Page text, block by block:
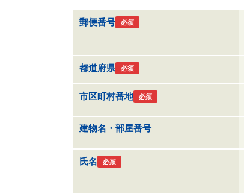
郵便番号 必須
都道府県 必須
市区町村番地 必須
建物名・部屋番号
氏名 必須